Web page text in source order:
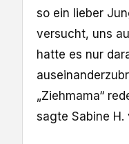
so ein lieber
versucht, uns
hatte es nur
„Ziehmama“
sagte Sabine H.